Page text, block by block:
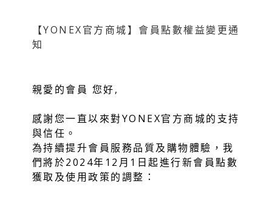
【YONEX官方商城】會員點數權益變更通
知
親愛的會員 您好,
感謝您一直以來對YONEX官方商城的支持
與信任。
為持續提升會員服務品質及購物體驗，我
們將於2024年12月1日起進行新會員點數
獲取及使用政策的調整：